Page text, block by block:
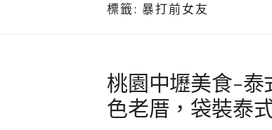
標籤: 暴打前女友
桃園中壢美食-泰
色老厝，袋裝泰